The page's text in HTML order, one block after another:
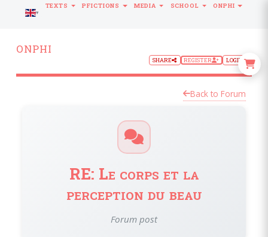
ONPHI
SHARE REGISTER LOGIN
Back to Forum
RE: Le corps et la
perception du beau
Forum post
LANGUAGE
TEXTS PFICTIONS MEDIA SCHOOL ONPHI